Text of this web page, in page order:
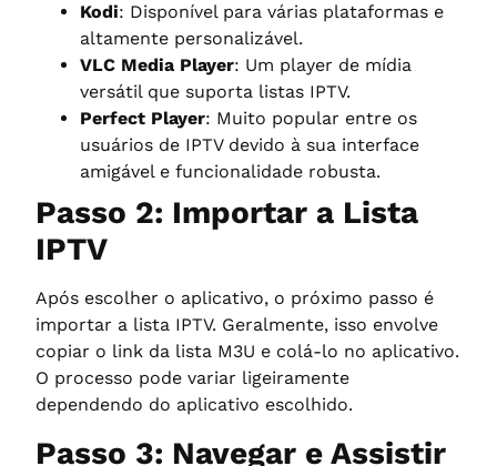
Kodi: Disponível para várias plataformas e
altamente personalizável.
VLC Media Player: Um player de mídia
versátil que suporta listas IPTV.
Perfect Player: Muito popular entre os
usuários de IPTV devido à sua interface
amigável e funcionalidade robusta.
Passo 2: Importar a Lista
IPTV
Após escolher o aplicativo, o próximo passo é
importar a lista IPTV. Geralmente, isso envolve
copiar o link da lista M3U e colá-lo no aplicativo.
O processo pode variar ligeiramente
dependendo do aplicativo escolhido.
Passo 3: Navegar e Assistir